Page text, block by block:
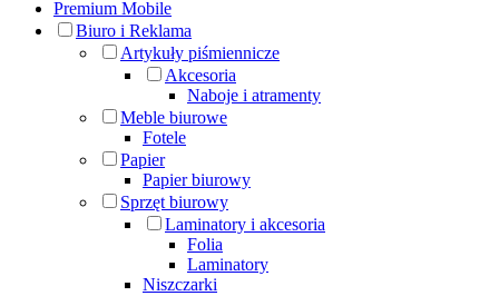
Premium Mobile
Biuro i Reklama
Artykuły piśmiennicze
Akcesoria
Naboje i atramenty
Meble biurowe
Fotele
Papier
Papier biurowy
Sprzęt biurowy
Laminatory i akcesoria
Folia
Laminatory
Niszczarki